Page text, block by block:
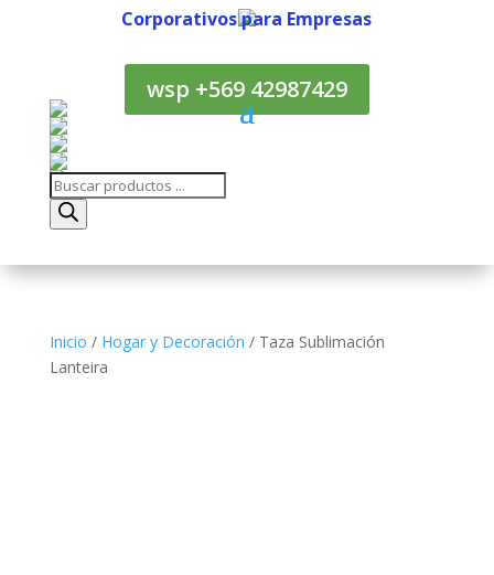
Corporativos para Empresas
wsp +569 42987429
Búsqueda
de
productos
Inicio / Hogar y Decoración / Taza Sublimación
Lanteira